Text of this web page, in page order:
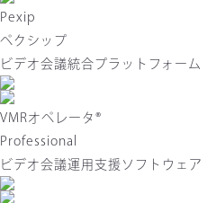
Pexip
ペクシップ
ビデオ会議統合プラットフォーム
VMRオペレータ®
Professional
ビデオ会議運用支援ソフトウェア